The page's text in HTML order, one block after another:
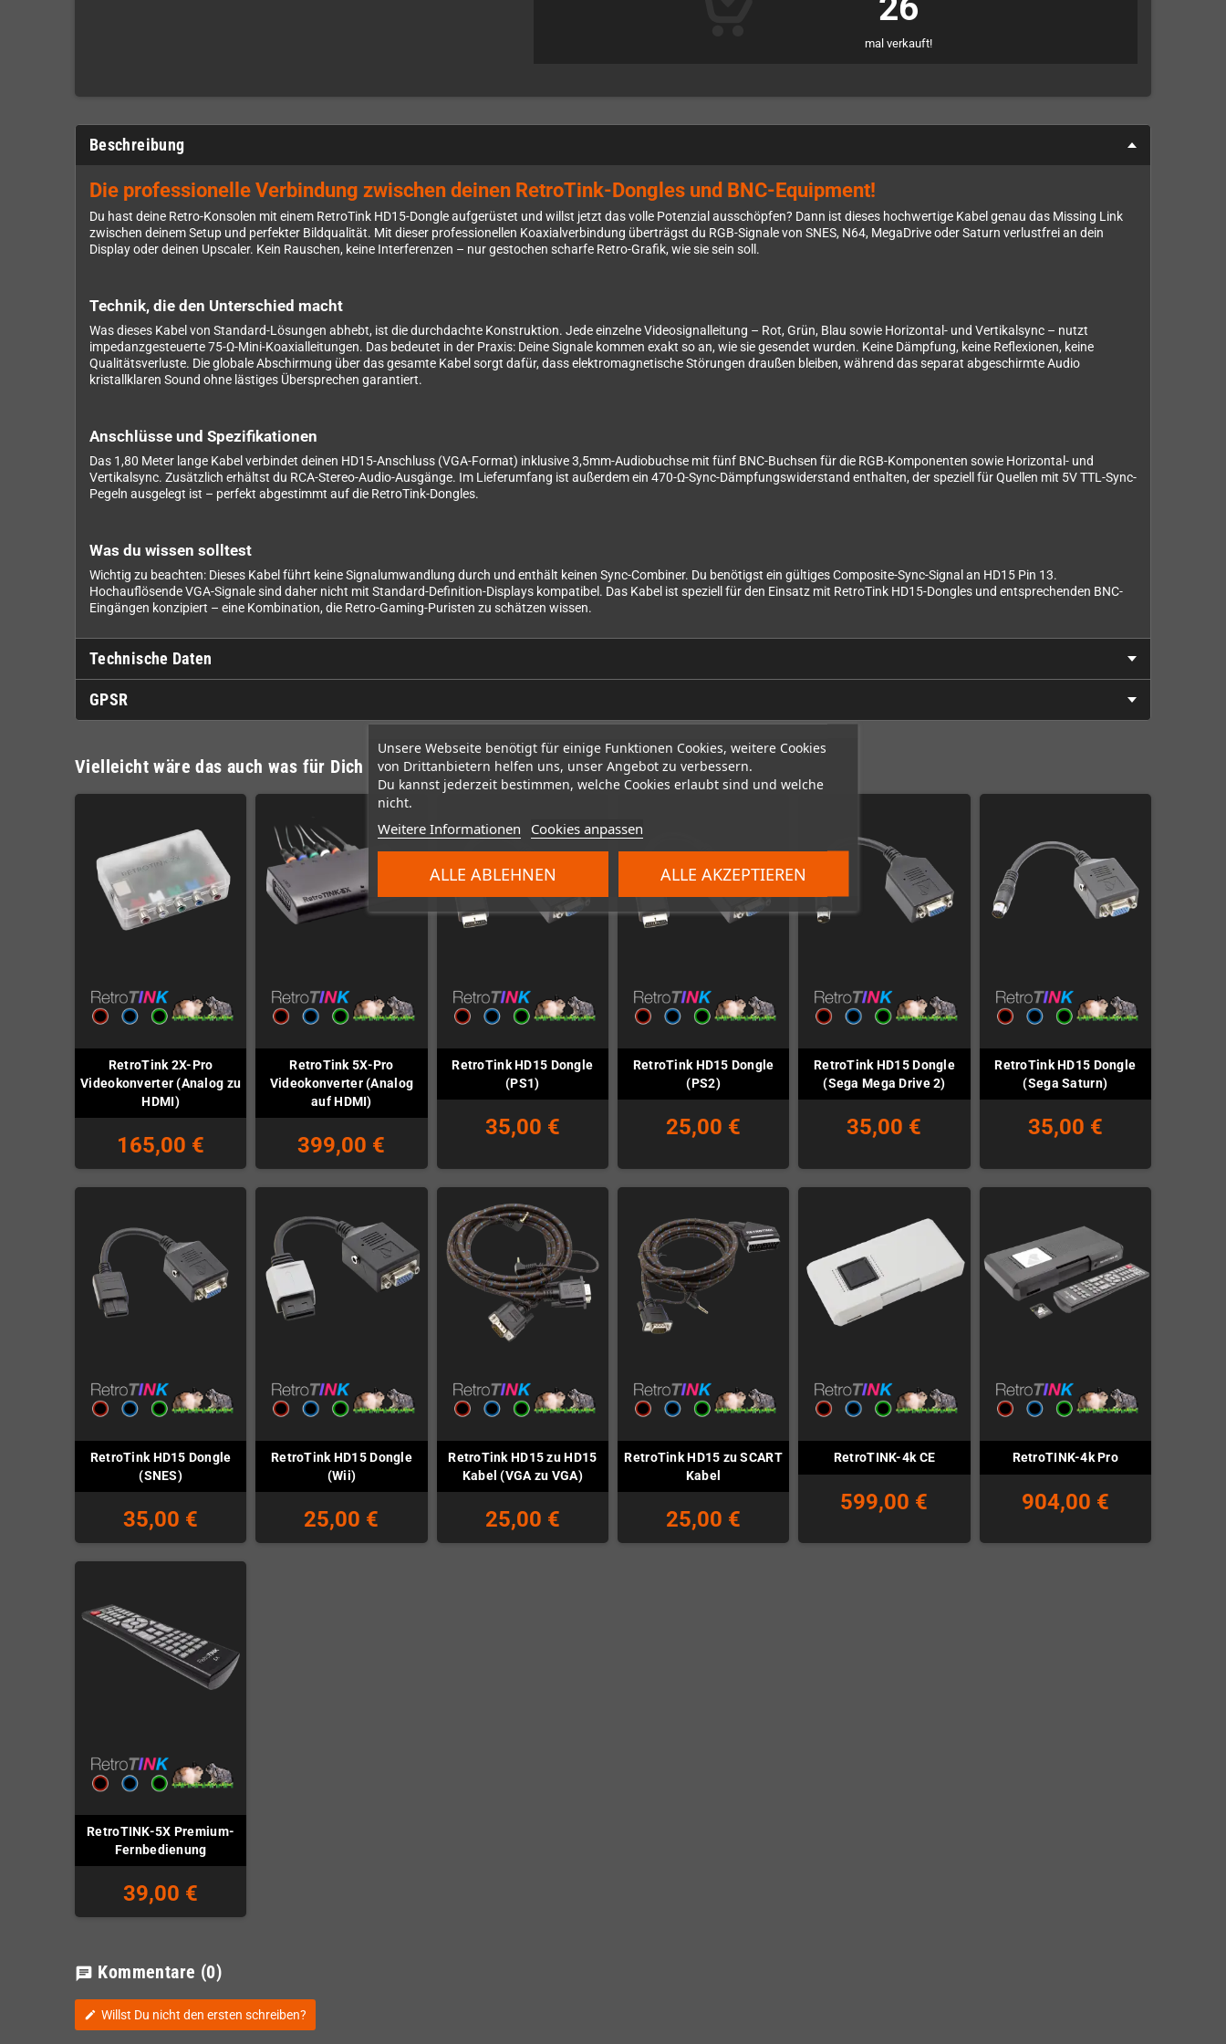
Unsere Webseite benötigt für einige Funktionen Cookies, weitere Cookies
von Drittanbietern helfen uns, unser Angebot zu verbessern.
Du kannst jederzeit bestimmen, welche Cookies erlaubt sind und welche
nicht.
Weitere Informationen Cookies anpassen
ALLE ABLEHNEN ALLE AKZEPTIEREN
26
mal verkauft!
Beschreibung
Die professionelle Verbindung zwischen deinen RetroTink-Dongles und BNC-Equipment!
Du hast deine Retro-Konsolen mit einem RetroTink HD15-Dongle aufgerüstet und willst jetzt das volle Potenzial ausschöpfen? Dann ist dieses hochwertige Kabel genau das Missing Link
zwischen deinem Setup und perfekter Bildqualität. Mit dieser professionellen Koaxialverbindung überträgst du RGB-Signale von SNES, N64, MegaDrive oder Saturn verlustfrei an dein
Display oder deinen Upscaler. Kein Rauschen, keine Interferenzen – nur gestochen scharfe Retro-Grafik, wie sie sein soll.
Technik, die den Unterschied macht
Was dieses Kabel von Standard-Lösungen abhebt, ist die durchdachte Konstruktion. Jede einzelne Videosignalleitung – Rot, Grün, Blau sowie Horizontal- und Vertikalsync – nutzt
impedanzgesteuerte 75-Ω-Mini-Koaxialleitungen. Das bedeutet in der Praxis: Deine Signale kommen exakt so an, wie sie gesendet wurden. Keine Dämpfung, keine Reflexionen, keine
Qualitätsverluste. Die globale Abschirmung über das gesamte Kabel sorgt dafür, dass elektromagnetische Störungen draußen bleiben, während das separat abgeschirmte Audio
kristallklaren Sound ohne lästiges Übersprechen garantiert.
Anschlüsse und Spezifikationen
Das 1,80 Meter lange Kabel verbindet deinen HD15-Anschluss (VGA-Format) inklusive 3,5mm-Audiobuchse mit fünf BNC-Buchsen für die RGB-Komponenten sowie Horizontal- und
Vertikalsync. Zusätzlich erhältst du RCA-Stereo-Audio-Ausgänge. Im Lieferumfang ist außerdem ein 470-Ω-Sync-Dämpfungswiderstand enthalten, der speziell für Quellen mit 5V TTL-Sync-
Pegeln ausgelegt ist – perfekt abgestimmt auf die RetroTink-Dongles.
Was du wissen solltest
Wichtig zu beachten: Dieses Kabel führt keine Signalumwandlung durch und enthält keinen Sync-Combiner. Du benötigst ein gültiges Composite-Sync-Signal an HD15 Pin 13.
Hochauflösende VGA-Signale sind daher nicht mit Standard-Definition-Displays kompatibel. Das Kabel ist speziell für den Einsatz mit RetroTink HD15-Dongles und entsprechenden BNC-
Eingängen konzipiert – eine Kombination, die Retro-Gaming-Puristen zu schätzen wissen.
Technische Daten
GPSR
Vielleicht wäre das auch was für Dich
RetroTink 2X-Pro
Videokonverter (Analog zu
HDMI)
165,00 €
RetroTink 5X-Pro
Videokonverter (Analog
auf HDMI)
399,00 €
RetroTink HD15 Dongle
(PS1)
35,00 €
RetroTink HD15 Dongle
(PS2)
25,00 €
RetroTink HD15 Dongle
(Sega Mega Drive 2)
35,00 €
RetroTink HD15 Dongle
(Sega Saturn)
35,00 €
RetroTink HD15 Dongle
(SNES)
35,00 €
RetroTink HD15 Dongle
(Wii)
25,00 €
RetroTink HD15 zu HD15
Kabel (VGA zu VGA)
25,00 €
RetroTink HD15 zu SCART
Kabel
25,00 €
RetroTINK-4k CE
599,00 €
RetroTINK-4k Pro
904,00 €
RetroTINK-5X Premium-
Fernbedienung
39,00 €
chat Kommentare (0)
edit Willst Du nicht den ersten schreiben?